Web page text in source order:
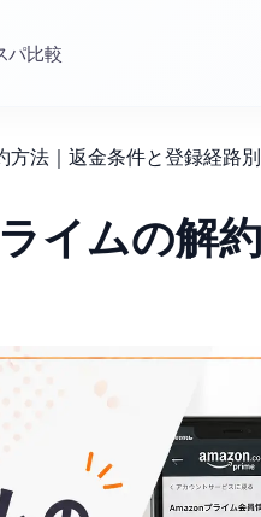
パ比較
方法｜返金条件と登録経路
イムの解